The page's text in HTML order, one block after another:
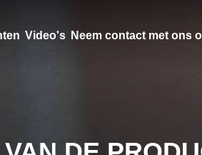
Video's Neem contact met ons